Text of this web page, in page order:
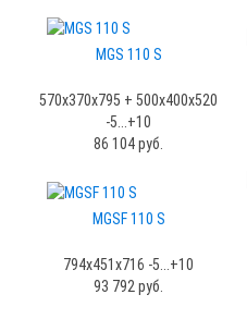
MGS 110 S
570x370x795 + 500x400x520
-5...+10
86 104 руб.
MGSF 110 S
794x451x716 -5...+10
93 792 руб.